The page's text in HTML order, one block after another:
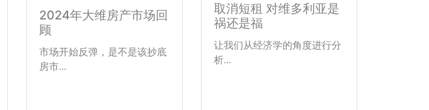
2024年大维房产市场回
顾
市场开始反弹，是不是该抄底
房市...
取消短租 对维多利亚是
祸还是福
让我们从经济学的角度进行分
析...